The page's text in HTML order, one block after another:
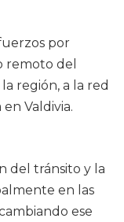
por
remoto del
región, a la red
Valdivia.
del tránsito y la
en las
ese